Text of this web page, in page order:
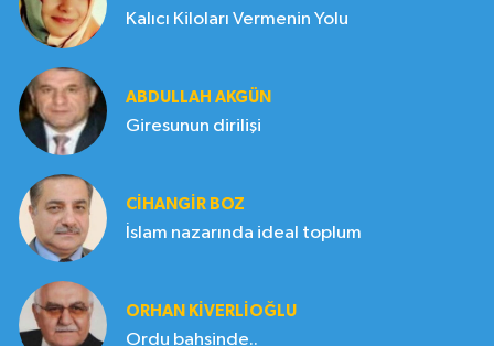
Kalıcı Kiloları Vermenin Yolu
ABDULLAH AKGÜN
Giresunun dirilişi
CIHANGIR BOZ
İslam nazarında ideal toplum
ORHAN KIVERLIOĞLU
Ordu bahsinde..